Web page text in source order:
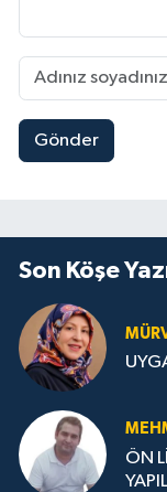
Gönder
Son Köşe
ÖN